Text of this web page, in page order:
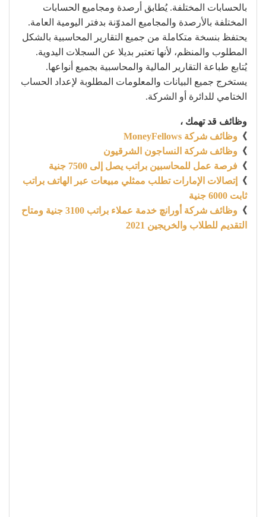
بالحسابات المختلفة. يُطابق أرصدة ومجاميع الحسابات
المختلفة بالأرصدة والمجاميع المدوّنة بدفتر اليومية العامة.
يحتفظ بنسخة متكاملة من جميع التقارير المحاسبية بالشكل
المطلوب والمنظم، لأنها تعتبر بديلا عن السجلات اليدوية.
يُتابع طباعة التقارير المالية والمحاسبية بجميع أنواعها.
يستخرج جميع البيانات والمعلومات المطلوبة لإعداد الحساب
الختامي للدائرة أو الشركة.
وظائف قد تهمك ،
》 وظائف شركة MoneyFellows
》 وظائف شركة النساجون الشرقيون
》 فرصة عمل للمحاسبين براتب يصل إلى 7500 جنية
》
إتصالات الإمارات تطلب ممثلي مبيعات عبر الهاتف براتب
ثابت 6000 جنية
》
وظائف شركة أورانچ خدمة عملاء براتب 3100 جنية ومتاح
التقديم للطلاب والخريجين 2021